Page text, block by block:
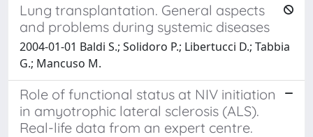
Lung transplantation. General aspects
and problems during systemic diseases
2004-01-01 Baldi S.; Solidoro P.; Libertucci D.; Tabbia
G.; Mancuso M.
Role of functional status at NIV initiation
in amyotrophic lateral sclerosis (ALS).
Real-life data from an expert centre.